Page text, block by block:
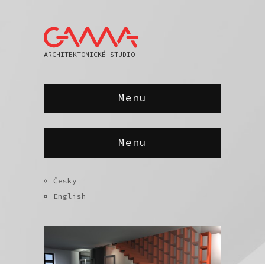
ARCHITEKTONICKÉ STUDIO
Menu
Menu
Česky
English